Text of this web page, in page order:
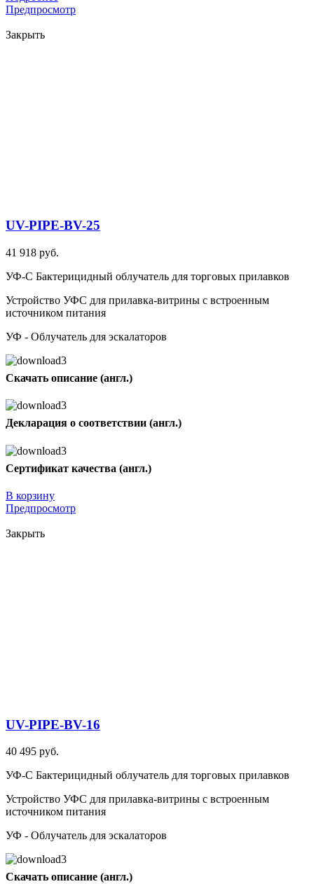
Предпросмотр
Закрыть
UV-PIPE-BV-25
41 918 руб.
УФ-С Бактерицидный облучатель для торговых прилавков
Устройство УФС для прилавка-витрины с встроенным
источником питания
УФ - Облучатель для эскалаторов
Скачать описание (англ.)
Декларация о соответствии (англ.)
Сертификат качества (англ.)
В корзину
Предпросмотр
Закрыть
UV-PIPE-BV-16
40 495 руб.
УФ-С Бактерицидный облучатель для торговых прилавков
Устройство УФС для прилавка-витрины с встроенным
источником питания
УФ - Облучатель для эскалаторов
Скачать описание (англ.)